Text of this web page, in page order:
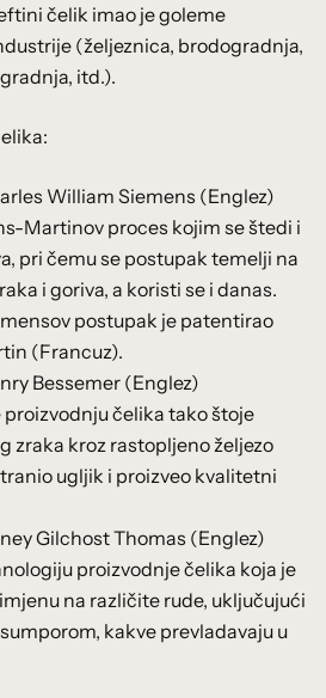
čelik imao je goleme
(željeznica, brodogradnja,
itd.).
William Siemens (Englez)
Martinov proces kojim se štedi i
pri čemu se postupak temelji na
i goriva, a koristi se i danas.
postupak je patentirao
(Francuz).
Bessemer (Englez)
čelika tako štoje
zraka kroz rastopljeno željezo
ugljik i proizveo kvalitetni
Gilchost Thomas (Englez)
proizvodnje čelika koja je
na različite rude, uključujući
kakve prevladavaju u